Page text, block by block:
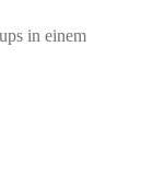
in einem